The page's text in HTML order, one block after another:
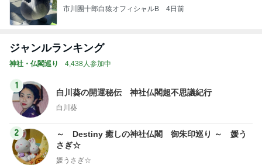
市川團十郎白猿オフィシャルB 4日前
ジャンルランキング
神社・仏閣巡り 4,438人参加中
1
白川葵の開運秘伝 神社仏閣超不思議紀行
白川葵
2
～ Destiny 癒しの神社仏閣 御朱印巡り ～ 媛う
さぎ☆
媛うさぎ☆